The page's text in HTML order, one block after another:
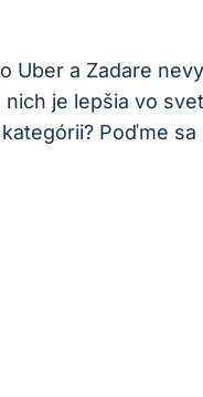
Uber a Zadare
je lepšia vo
Poďme